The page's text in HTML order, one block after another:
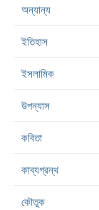
অন্যান্য
ইতিহাস
ইসলামিক
উপন্যাস
কবিতা
কাব্যগ্রন্থ
কৌতুক